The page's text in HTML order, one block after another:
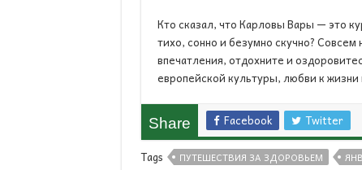
Кто сказал, что Карловы Вары — это
тихо, сонно и безумно скучно?
впечатления, отдохните и
европейской культуры, любви к жизни
Share Facebook Twitter
Tags ПУТЕШЕСТВИЯ ЗА ЗДОРОВЬЕМ